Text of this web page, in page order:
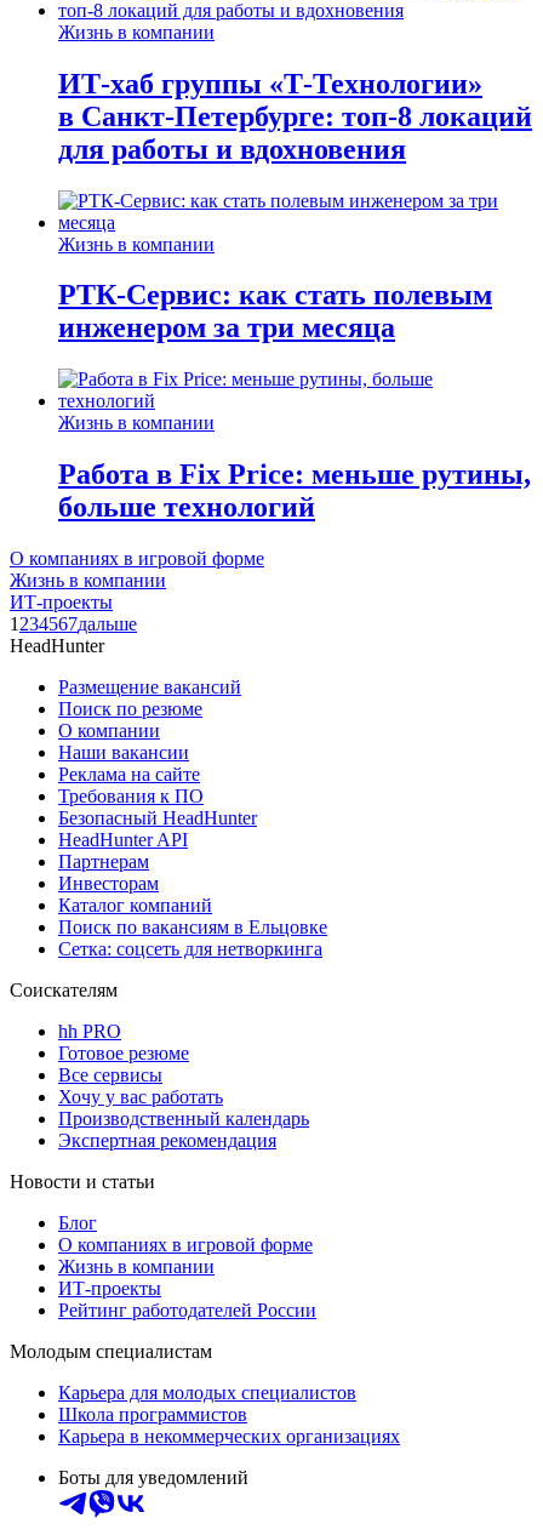
Жизнь в компании
ИТ-хаб группы «Т-Технологии»
в Санкт-Петербурге: топ-8 локаций
для работы и вдохновения
Жизнь в компании
РТК-Сервис: как стать полевым
инженером за три месяца
Жизнь в компании
Работа в Fix Price: меньше рутины,
больше технологий
О компаниях в игровой форме
Жизнь в компании
ИТ-проекты
1 234567дальше
HeadHunter
Размещение вакансий
Поиск по резюме
О компании
Наши вакансии
Реклама на сайте
Требования к ПО
Безопасный HeadHunter
HeadHunter API
Партнерам
Инвесторам
Каталог компаний
Поиск по вакансиям в Ельцовке
Сетка: соцсеть для нетворкинга
Соискателям
hh PRO
Готовое резюме
Все сервисы
Хочу у вас работать
Производственный календарь
Экспертная рекомендация
Новости и статьи
Блог
О компаниях в игровой форме
Жизнь в компании
ИТ-проекты
Рейтинг работодателей России
Молодым специалистам
Карьера для молодых специалистов
Школа программистов
Карьера в некоммерческих организациях
Боты для уведомлений